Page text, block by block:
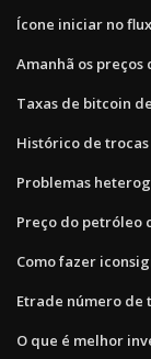
Ícone iniciar no
Amanhã os
Taxas de bitcoin
Histórico de
Problemas
Preço do petróleo
Como fazer
Etrade número de
O que é melhor